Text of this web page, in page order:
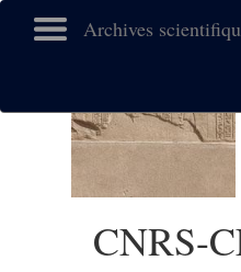
Archives
CNRS-